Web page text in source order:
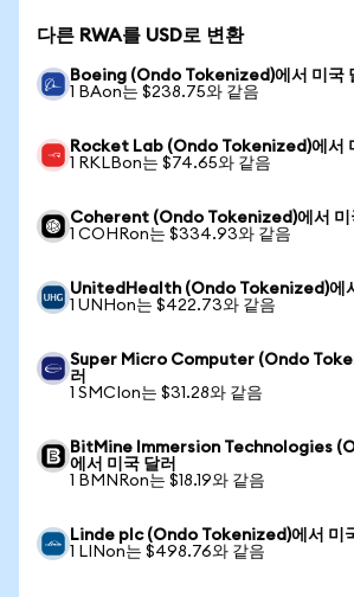
다른 RWA를 USD로 변환
Boeing (Ondo Tokenized)에서 미국
1 BAon는 $238.75와 같음
Rocket Lab (Ondo Tokenized)에서
1 RKLBon는 $74.65와 같음
Coherent (Ondo Tokenized)에서 미
1 COHRon는 $334.93와 같음
UnitedHealth (Ondo Tokenized)에
1 UNHon는 $422.73와 같음
Super Micro Computer (Ondo
러
1 SMCIon는 $31.28와 같음
BitMine Immersion Technologies
에서 미국 달러
1 BMNRon는 $18.19와 같음
Linde plc (Ondo Tokenized)에서 미
1 LINon는 $498.76와 같음